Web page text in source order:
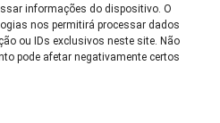
informações do dispositivo. O
nos permitirá processar dados
ou IDs exclusivos neste site. Não
pode afetar negativamente certos